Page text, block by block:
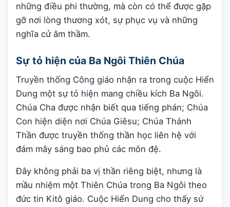
những điều phi thường, mà còn có thể được gặp
gỡ nơi lòng thương xót, sự phục vụ và những
nghĩa cử âm thầm.
Sự tỏ hiện của Ba Ngôi Thiên Chúa
Truyền thống Công giáo nhận ra trong cuộc Hiển
Dung một sự tỏ hiện mang chiều kích Ba Ngôi.
Chúa Cha được nhận biết qua tiếng phán; Chúa
Con hiện diện nơi Chúa Giêsu; Chúa Thánh
Thần được truyền thống thần học liên hệ với
đám mây sáng bao phủ các môn đệ.
Đây không phải ba vị thần riêng biệt, nhưng là
mầu nhiệm một Thiên Chúa trong Ba Ngôi theo
đức tin Kitô giáo. Cuộc Hiển Dung cho thấy sứ